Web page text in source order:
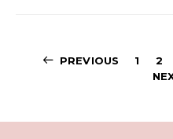
PREVIOUS 1 2